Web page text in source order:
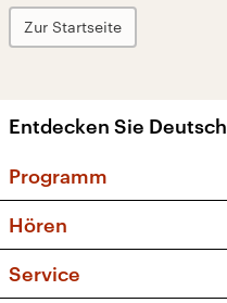
Zur Startseite
Entdecken Sie
Programm
Sendungen und
Musikliste
Hören
Service